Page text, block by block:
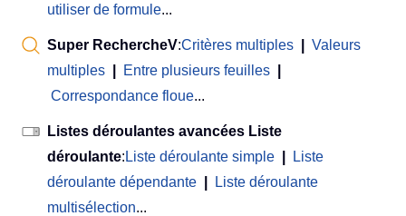
utiliser de formule...
Super RechercheV:Critères multiples
Valeurs
multiples
Entre plusieurs feuilles
Correspondance floue...
Listes déroulantes avancées Liste
déroulante: Liste déroulante simple
Liste
déroulante dépendante
Liste déroulante
multisélection...